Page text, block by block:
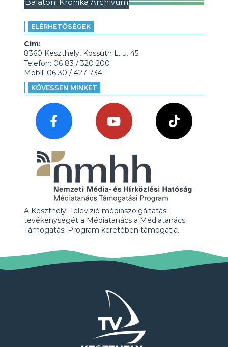
ELÉRHETŐSÉGEK
Cím:
8360 Keszthely, Kossuth L. u. 45.
Telefon: 06 83 / 320 200
Mobil: 06 30 / 427 7341
KÖVESSEN MINKET
A Keszthelyi Televízió médiaszolgáltatási
tevékenységét a Médiatanács a Médiatanács
Támogatási Program keretében támogatja.